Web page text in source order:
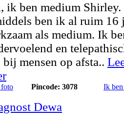
ik ben medium Shirley.
ben ik al ruim 16
als medium. Ik
en
bij mensen op afsta..
foto Pincode: 3078 Ik
Dewa